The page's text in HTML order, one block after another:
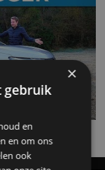
×
gebruik
en
en om ons
ook